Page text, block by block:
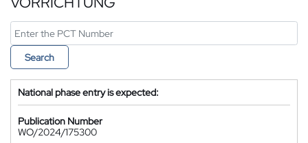
Search
National phase entry is expected:
Publication Number
WO/2024/175300